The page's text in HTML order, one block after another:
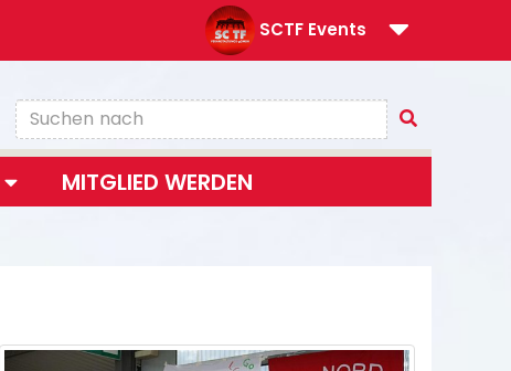
SCTF Events
MITGLIED WERDEN